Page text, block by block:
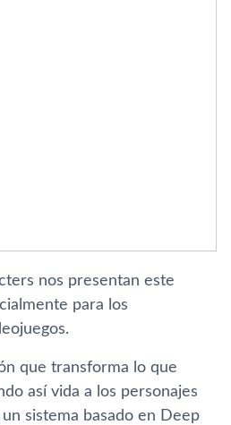
nos presentan este
para los
que transforma lo que
así vida a los personajes
sistema basado en Deep